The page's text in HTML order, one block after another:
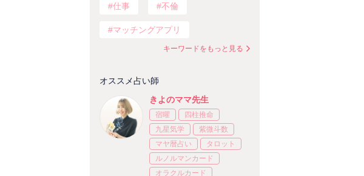
仕事 不倫
マッチングアプリ
キーワードをもっと見る
オススメ占い師
きよのママ先生
宿曜
四柱推命
九星気学
紫微斗数
マヤ暦占い
タロット
ルノルマンカード
オラクルカード